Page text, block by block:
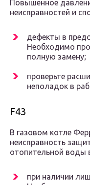
Повышенное
неисправностей и
дефекты в
Необходимо
полную замену;
проверьте
неполадок в
F43
В газовом котле
неисправность
отопительной воды
при наличии